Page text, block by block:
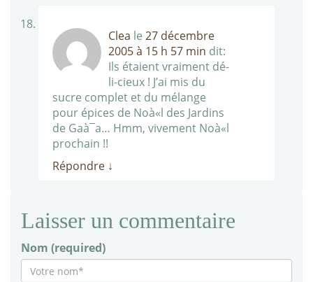
Clea le 27 décembre
2005 à 15 h 57 min dit:
Ils étaient vraiment dé-
li-cieux ! J’ai mis du
sucre complet et du mélange
pour épices de Noà«l des Jardins
de Gaà¯a… Hmm, vivement Noà«l
prochain !!
Répondre ↓
Laisser un commentaire
Nom (required)